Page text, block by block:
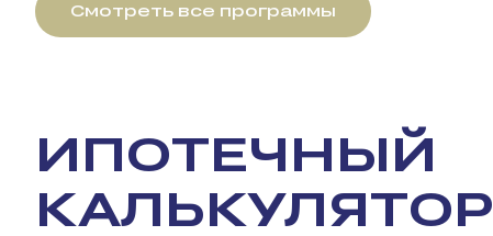
Смотреть все программы
ИПОТЕЧНЫЙ
КАЛЬКУЛЯТОР